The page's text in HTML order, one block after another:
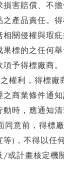
害賠償、不
產品責任。
關侵權與瑕疪
果標的之任何
予得標廠商。
權利，得標
商業條件通
時，應通知清
意前，得標
)，不得以
計畫核定機